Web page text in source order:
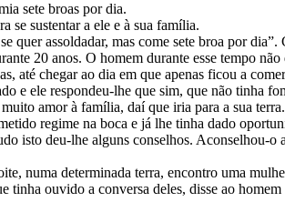
sete broas por dia.
se sustentar a ele e à sua família.
quer assoldadar, mas come sete broa por
20 anos. O homem durante esse tempo
até chegar ao dia em que apenas ficou a
e ele respondeu-lhe que sim, que não tinha
amor à família, daí que iria para a sua terra.
regime na boca e já lhe tinha dado
isto deu-lhe alguns conselhos. Aconselhou-
numa determinada terra, encontro uma
tinha ouvido a conversa deles, disse ao